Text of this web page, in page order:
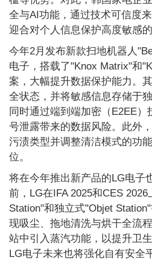
全与AI功能，通过技术可信度
迎合对个人信息保护高度敏感的
今年2月发布新款扫地机器人
电子，搭载了"Knox Matrix"和
案，大幅提升数据保护能力。
全状态，并将敏感信息存储于
同时通过端到端加密（E2EE
号泄露带来的数据风险。此外
污渍类型并调整清洁模式的功
位。
将在今年推出新产品的LG电子
前，LG在IFA 2025和CES
Station"和独立式"Objet
现吸尘、拖地清洗与烘干全流
站中引入蒸汽功能，以提升卫
LG电子未来也将强化自有安全